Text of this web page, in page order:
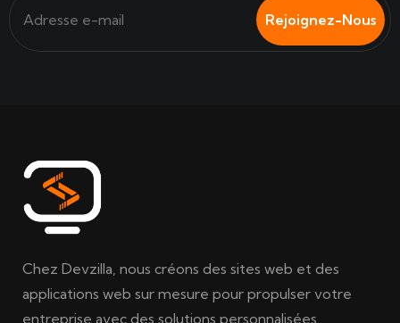
Rejoignez-Nous
Chez Devzilla, nous créons des sites web et des
applications web sur mesure pour propulser votre
entreprise avec des solutions personnalisées.